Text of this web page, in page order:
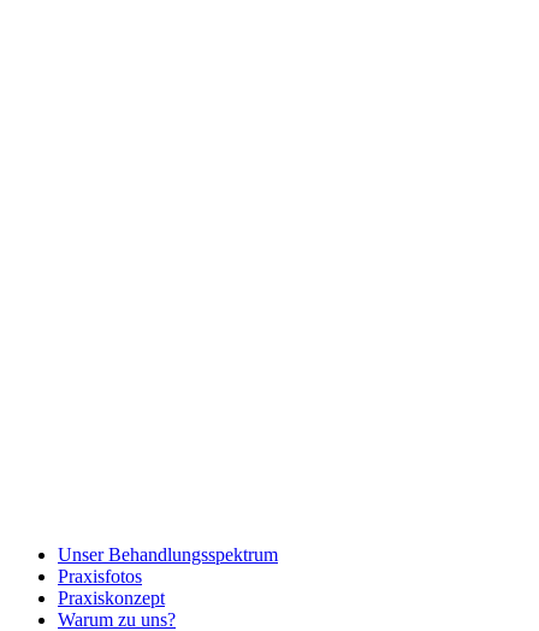
Unser Behandlungsspektrum
Praxisfotos
Praxiskonzept
Warum zu uns?